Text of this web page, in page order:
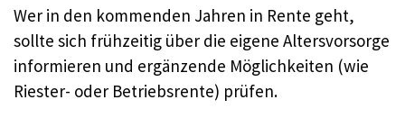
Wer in den kommenden Jahren in Rente geht,
sollte sich frühzeitig über die eigene Altersvorsorge
informieren und ergänzende Möglichkeiten (wie
Riester- oder Betriebsrente) prüfen.